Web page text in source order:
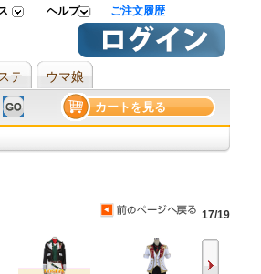
ヘルプ ご注文履歴
テ ウマ娘
カートを見る
17/19